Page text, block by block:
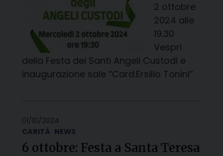
2 ottobre
2024 alle
19.30
Vespri
della Festa dei Santi Angeli Custodi e
inaugurazione sale “Card.Ersilio Tonini”
01/10/2024
CARITÀ NEWS
6 ottobre: Festa a Santa Teresa